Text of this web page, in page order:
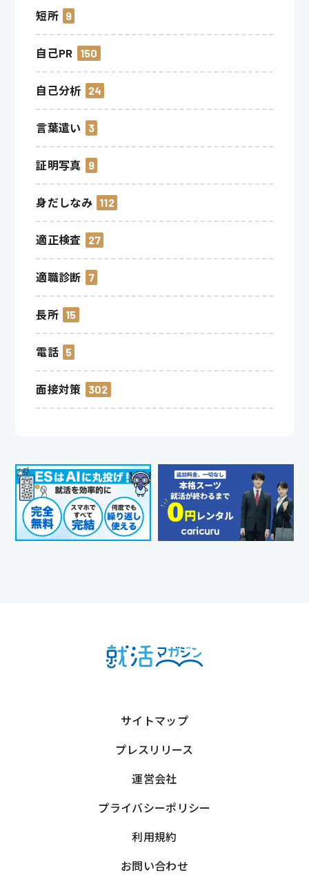
短所 9
自己PR 150
自己分析 24
言葉遣い 3
証明写真 9
身だしなみ 112
適正検査 27
適職診断 7
長所 15
電話 5
面接対策 302
サイトマップ
プレスリリース
運営会社
プライバシーポリシー
利用規約
お問い合わせ